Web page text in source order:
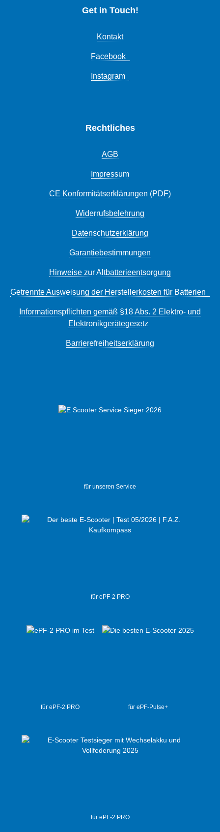
Get in Touch!
Kontakt
Facebook
Instagram
Rechtliches
AGB
Impressum
CE Konformitätserklärungen (PDF)
Widerrufsbelehrung
Datenschutzerklärung
Garantiebestimmungen
Hinweise zur Altbatterieentsorgung
Getrennte Ausweisung der Herstellerkosten für Batterien
Informationspflichten gemäß §18 Abs. 2 Elektro- und
Elektronikgerätegesetz
Barrierefreiheitserklärung
für unseren Service
für ePF-2 PRO
für ePF-2 PRO für ePF-Pulse+
für ePF-2 PRO